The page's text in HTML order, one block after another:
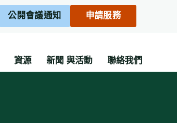
公開會議通知 申請服務
資源 新聞 與活動 聯絡我們